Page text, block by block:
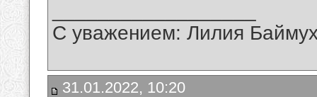
С уважением: Лилия
31.01.2022, 10:20